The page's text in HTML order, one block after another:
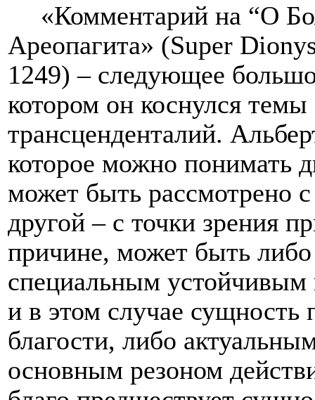
«Комментарий на “О
Ареопагита» (Super
1249) – следующее
котором он коснулся
трансценденталий.
которое можно понимать
может быть рассмотрено
другой – с точки зрения
причине, может быть
специальным
и в этом случае сущность
благости, либо
основным резоном